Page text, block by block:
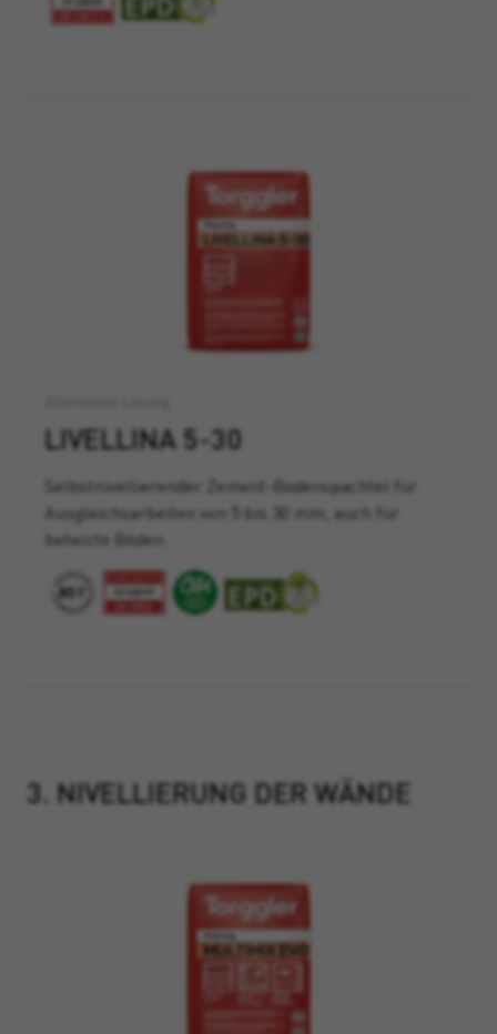
LIVELLINA 5-30
Selbstnivellierender Zement-Bodenspachtel für
Ausgleichsarbeiten von 5 bis 30 mm, auch für
beheizte Böden.
3. NIVELLIERUNG DER WÄNDE